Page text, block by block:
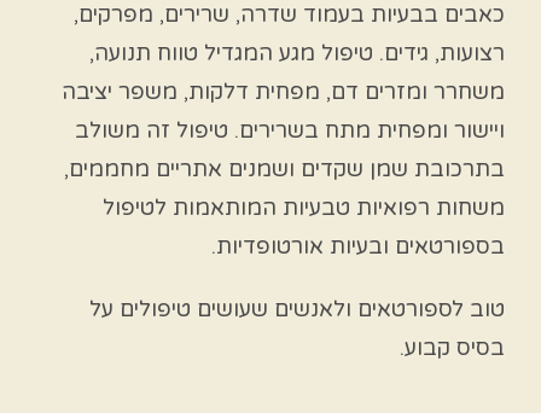
כאבים בבעיות בעמוד שדרה, שרירים, מפרקים,
רצועות, גידים. טיפול מגע המגדיל טווח תנועה,
משחרר ומזרים דם, מפחית דלקות, משפר יציבה
ויישור ומפחית מתח בשרירים. טיפול זה משולב
בתרכובת שמן שקדים ושמנים אתריים מחממים,
משחות רפואיות טבעיות המותאמות לטיפול
בספורטאים ובעיות אורטופדיות.
טוב לספורטאים ולאנשים שעושים טיפולים על
בסיס קבוע.